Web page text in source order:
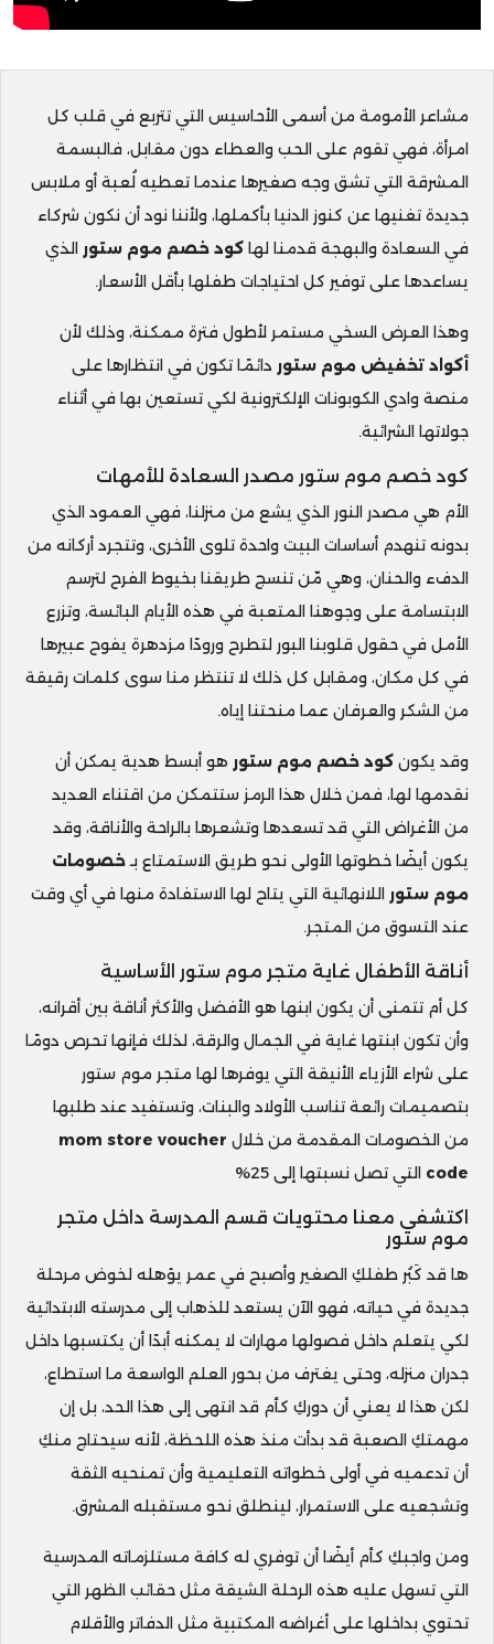
مشاعر الأمومة من أسمى الأحاسيس التي تتربع في قلب كل
امرأة، فهي تقوم على الحب والعطاء دون مقابل، فالبسمة
المشرقة التي تشق وجه صغيرها عندما تعطيه لُعبة أو ملابس
جديدة تغنيها عن كنوز الدنيا بأكملها، ولأننا نود أن نكون شركاء
في السعادة والبهجة قدمنا لها كود خصم موم ستور الذي
يساعدها على توفير كل احتياجات طفلها بأقل الأسعار.
وهذا العرض السخي مستمر لأطول فترة ممكنة، وذلك لأن
أكواد تخفيض موم ستور دائمًا تكون في انتظارها على
منصة وادي الكوبونات الإلكترونية لكي تستعين بها في أثناء
جولاتها الشرائية.
كود خصم موم ستور مصدر السعادة للأمهات
الأم هي مصدر النور الذي يشع من منزلنا، فهي العمود الذي
بدونه تنهدم أساسات البيت واحدة تلوى الأخرى، وتتجرد أركانه من
الدفء والحنان، وهي مّن تنسج طريقنا بخيوط الفرح لترسم
الابتسامة على وجوهنا المتعبة في هذه الأيام البائسة، وتزرع
الأمل في حقول قلوبنا البور لتطرح ورودًا مزدهرة يفوح عبيرها
في كل مكان، ومقابل كل ذلك لا تنتظر منا سوى كلمات رقيقة
من الشكر والعرفان عما منحتنا إياه.
وقد يكون كود خصم موم ستور هو أبسط هدية يمكن أن
نقدمها لها، فمن خلال هذا الرمز ستتمكن من اقتناء العديد
من الأغراض التي قد تسعدها وتشعرها بالراحة والأناقة، وقد
يكون أيضًا خطوتها الأولى نحو طريق الاستمتاع بـخصومات
موم ستور اللانهائية التي يتاح لها الاستفادة منها في أي وقت
عند التسوق من المتجر.
أناقة الأطفال غاية متجر موم ستور الأساسية
كل أم تتمنى أن يكون ابنها هو الأفضل والأكثر أناقة بين أقرانه،
وأن تكون ابنتها غاية في الجمال والرقة، لذلك فإنها تحرص دومًا
على شراء الأزياء الأنيقة التي يوفرها لها متجر موم ستور
بتصميمات رائعة تناسب الأولاد والبنات، وتستفيد عند طلبها
من الخصومات المقدمة من خلال mom store voucher
code التي تصل نسبتها إلى 25%
اكتشفي معنا محتويات قسم المدرسة داخل متجر
موم ستور
ها قد كَبُر طفلكِ الصغير وأصبح في عمر يؤهله لخوض مرحلة
جديدة في حياته، فهو الآن يستعد للذهاب إلى مدرسته الابتدائية
لكي يتعلم داخل فصولها مهارات لا يمكنه أبدًا أن يكتسبها داخل
جدران منزله، وحتى يغترف من بحور العلم الواسعة ما استطاع،
لكن هذا لا يعني أن دوركِ كأم قد انتهى إلى هذا الحد، بل إن
مهمتكِ الصعبة قد بدأت منذ هذه اللحظة، لأنه سيحتاج منكِ
أن تدعميه في أولى خطواته التعليمية وأن تمنحيه الثقة
وتشجعيه على الاستمرار، لينطلق نحو مستقبله المشرق.
ومن واجبكِ كأم أيضًا أن توفري له كافة مستلزماته المدرسية
التي تسهل عليه هذه الرحلة الشيقة مثل حقائب الظهر التي
تحتوي بداخلها على أغراضه المكتبية مثل الدفاتر والأقلام